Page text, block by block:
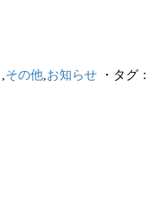
その他 お知らせ ・タグ：